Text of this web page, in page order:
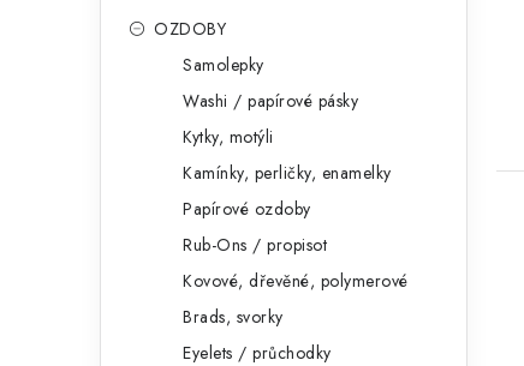
OZDOBY
Samolepky
Washi / papírové pásky
Kytky, motýli
Kamínky, perličky, enamelky
Papírové ozdoby
Rub-Ons / propisot
Kovové, dřevěné, polymerové
Brads, svorky
Eyelets / průchodky